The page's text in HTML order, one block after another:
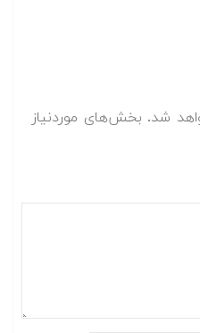
شد. بخش‌های موردنیاز